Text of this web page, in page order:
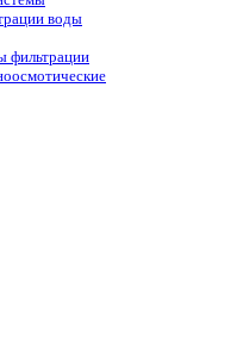
воды
фильтрации